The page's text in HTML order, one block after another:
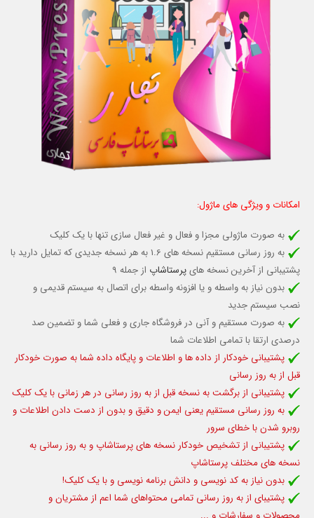
امکانات و ویژگی های ماژول:
به صورت ماژولی مجزا و فعال و غیر فعال سازی تنها با یک کلیک
به روز رسانی مستقیم نسخه های 1.6 به هر نسخه جدیدی که تمایل دارید با
پشتیبانی از آخرین نسخه هایپرستاشاپ از جمله 9
بدون نیاز به واسطه و یا افزونه واسطه برای اتصال به سیستم قدیمی و
نصب سیستم جدید
به صورت مستقیم و آنی در فروشگاه جاری و فعلی شما و تضمین صد
درصدی ارتقا با تمامی اطلاعات شما
پشتیبانی خودکار از داده ها و اطلاعات و پایگاه داده شما به صورت خودکار
قبل از به روز رسانی
پشتیبانی از برگشت به نسخه قبل از به روز رسانی در هر زمانی با یک کلیک
به روز رسانی مستقیم یعنی ایمن و دقیق و بدون از دست دادن اطلاعات و
روبرو شدن با خطای سرور
پشتیبانی از تشخیص خودکار نسخه های پرستاشاپ و به روز رسانی به
نسخه های مختلف پرستاشاپ
بدون نیاز به کد نویسی و دانش برنامه نویسی و با یک کلیک!
پشتیبای از به روز رسانی تمامی محتواهای شما اعم از مشتریان و